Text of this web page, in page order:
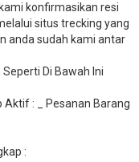
konfirmasikan resi
situs trecking yang
anda sudah kami antar
Di Bawah Ini
Aktif : _ Pesanan Barang
: